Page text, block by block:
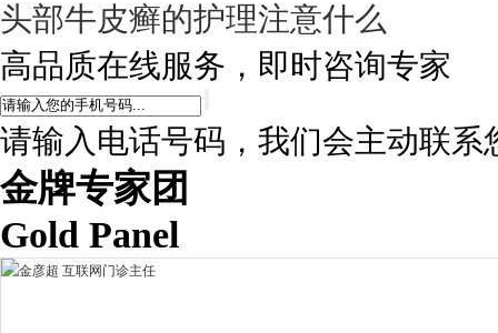
头部牛皮癣的护理注意什么
高品质在线服务，即时咨询专家
请输入电话号码，我们会主动联系
金牌专家团
Gold Panel